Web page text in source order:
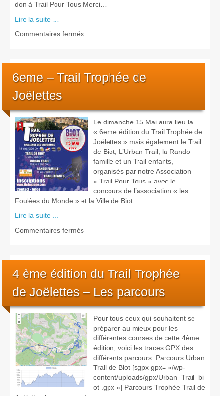
don à Trail Pour Tous Merci…
Lire la suite …
Commentaires ferméssur
dons
6eme – Trail Trophée de
Joëlettes
Le dimanche 15 Mai aura lieu la
« 6eme édition du Trail Trophée de
Joëlettes » mais également le Trail
de Biot, L’Urban Trail, la Rando
famille et un Trail enfants,
organisés par notre Association
« Trail Pour Tous » avec le
concours de l’association « les
Foulées du Monde » et la Ville de Biot.
Lire la suite ...
Commentaires ferméssur
Trail
Trophée
de
Joëlettes
4 ème édition du Trail Trophée
de Joëlettes – Les parcours
Pour tous ceux qui souhaitent se
préparer au mieux pour les
différentes courses de cette 4ème
édition, voici les traces GPX des
différents parcours. Parcours Urban
Trail de Biot [sgpx gpx= »/wp-
content/uploads/gpx/Urban_Trail_bi
ot .gpx »] Parcours Trophée Trail de